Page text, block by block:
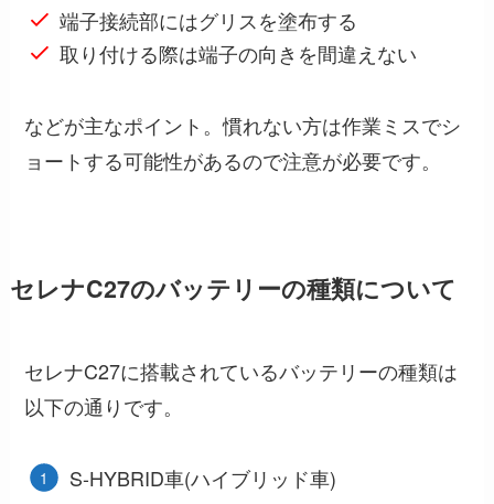
端子接続部にはグリスを塗布する
取り付ける際は端子の向きを間違えない
などが主なポイント。慣れない方は作業ミスでシ
ョートする可能性があるので注意が必要です。
セレナC27のバッテリーの種類について
セレナC27に搭載されているバッテリーの種類は
以下の通りです。
S-HYBRID車(ハイブリッド車)